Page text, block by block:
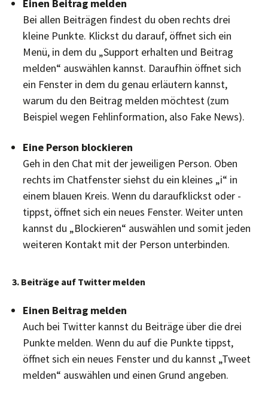
Einen Beitrag melden
Bei allen Beiträgen findest du oben rechts drei
kleine Punkte. Klickst du darauf, öffnet sich ein
Menü, in dem du „Support erhalten und Beitrag
melden“ auswählen kannst. Daraufhin öffnet sich
ein Fenster in dem du genau erläutern kannst,
warum du den Beitrag melden möchtest (zum
Beispiel wegen Fehlinformation, also Fake News).
Eine Person blockieren
Geh in den Chat mit der jeweiligen Person. Oben
rechts im Chatfenster siehst du ein kleines „i“ in
einem blauen Kreis. Wenn du daraufklickst oder -
tippst, öffnet sich ein neues Fenster. Weiter unten
kannst du „Blockieren“ auswählen und somit jeden
weiteren Kontakt mit der Person unterbinden.
3. Beiträge auf Twitter melden
Einen Beitrag melden
Auch bei Twitter kannst du Beiträge über die drei
Punkte melden. Wenn du auf die Punkte tippst,
öffnet sich ein neues Fenster und du kannst „Tweet
melden“ auswählen und einen Grund angeben.